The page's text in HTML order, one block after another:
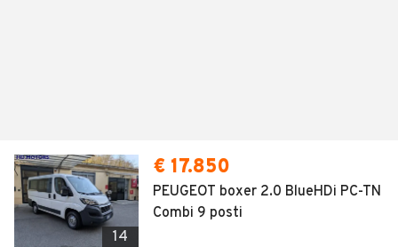
14
€ 17.850
PEUGEOT boxer 2.0 BlueHDi PC-TN
Combi 9 posti